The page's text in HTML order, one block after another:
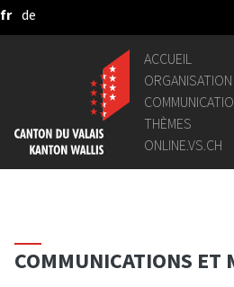
Saut au contenu principal
fr de
ACCUEIL
ORGANISATION
THÈMES
ONLINE.VS.CH
COMMUNICATIONS ET